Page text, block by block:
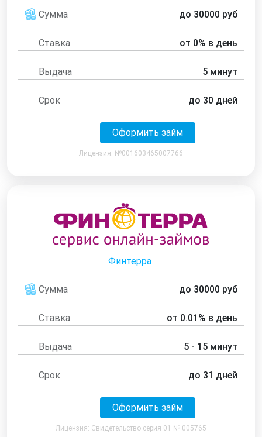
Сумма до 30000 руб
Ставка от 0% в день
Выдача 5 минут
Срок до 30 дней
Оформить займ
Лицензия: №001603465007766
Финтерра
Сумма до 30000 руб
Ставка от 0.01% в день
Выдача 5 - 15 минут
Срок до 31 дней
Оформить займ
Лицензия: Свидетельство серия 01 № 005765